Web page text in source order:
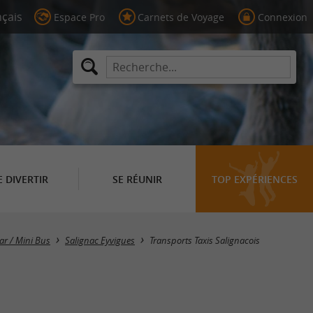
Espace Pro Carnets de Voyage Connexion
DIVERTIR SE RÉUNIR TOP EXPÉRIENCES
/ Mini Bus Salignac Eyvigues Transports Taxis Salignacois